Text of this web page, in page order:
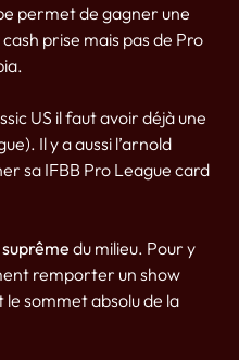
permet de gagner une
prise mais pas de Pro
US il faut avoir déjà une
Il y a aussi l’arnold
sa IFBB Pro League card
du milieu. Pour y
remporter un show
le sommet absolu de la